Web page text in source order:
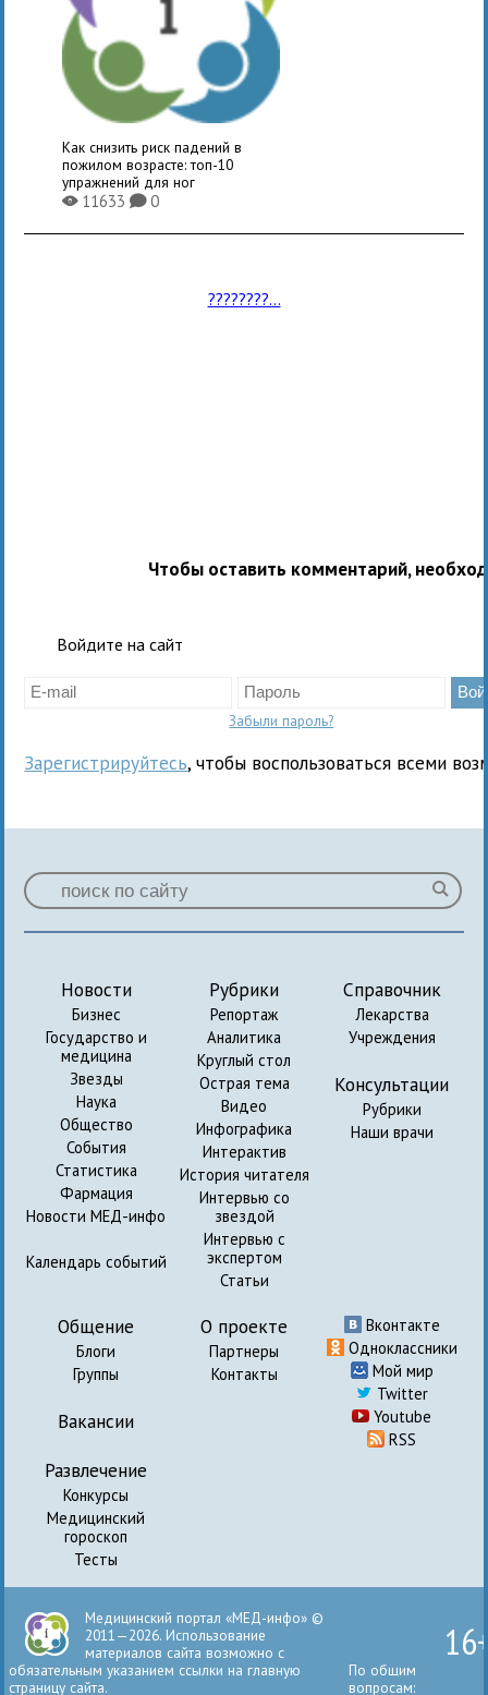
Как снизить риск падений в
пожилом возрасте: топ-10
упражнений для ног
X11633K0
????????...
Чтобы оставить комментарий,
Войдите на сайт
Забыли пароль?
Зарегистрируйтесь, чтобы воспользоваться всеми
Новости
Бизнес
Государство и
медицина
Звезды
Наука
Общество
События
Статистика
Фармация
Новости МЕД-инфо
Календарь событий
Рубрики
Репортаж
Аналитика
Круглый стол
Острая тема
Видео
Инфографика
Интерактив
История читателя
Интервью со
звездой
Интервью с
экспертом
Статьи
Справочник
Лекарства
Учреждения
Консультации
Рубрики
Наши врачи
Общение
Блоги
Группы
Вакансии
Развлечение
Конкурсы
Медицинский
гороскоп
Тесты
О проекте
Партнеры
Контакты
Вконтакте
Одноклассники
Мой мир
Twitter
Youtube
RSS
Медицинский портал «МЕД-инфо» ©
2011—2026. Использование
материалов сайта возможно с
обязательным указанием ссылки на главную
страницу сайта.
По общим
вопросам: